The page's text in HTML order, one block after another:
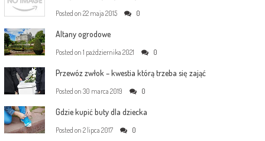
Posted on 22 maja 2015 0
Altany ogrodowe
Posted on 1 października 2021 0
Przewóz zwłok – kwestia którą trzeba się zająć
Posted on 30 marca 2019 0
Gdzie kupić buty dla dziecka
Posted on 2 lipca 2017 0